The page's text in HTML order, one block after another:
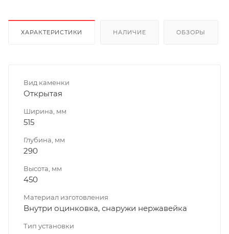
ХАРАКТЕРИСТИКИ НАЛИЧИЕ ОБЗОРЫ
Вид каменки
Открытая
Ширина, мм
515
Глубина, мм
290
Высота, мм
450
Материал изготовления
Внутри оцинковка, снаружи нержавейка
Тип установки